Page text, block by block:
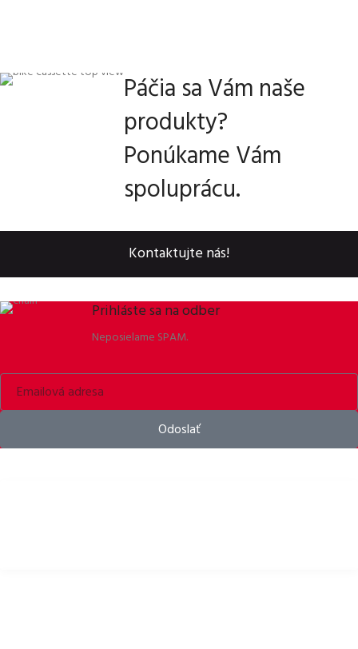
Páčia sa Vám naše
produkty?
Ponúkame Vám
spoluprácu.
Kontaktujte nás!
Prihláste sa na odber
Neposielame SPAM.
Odoslať